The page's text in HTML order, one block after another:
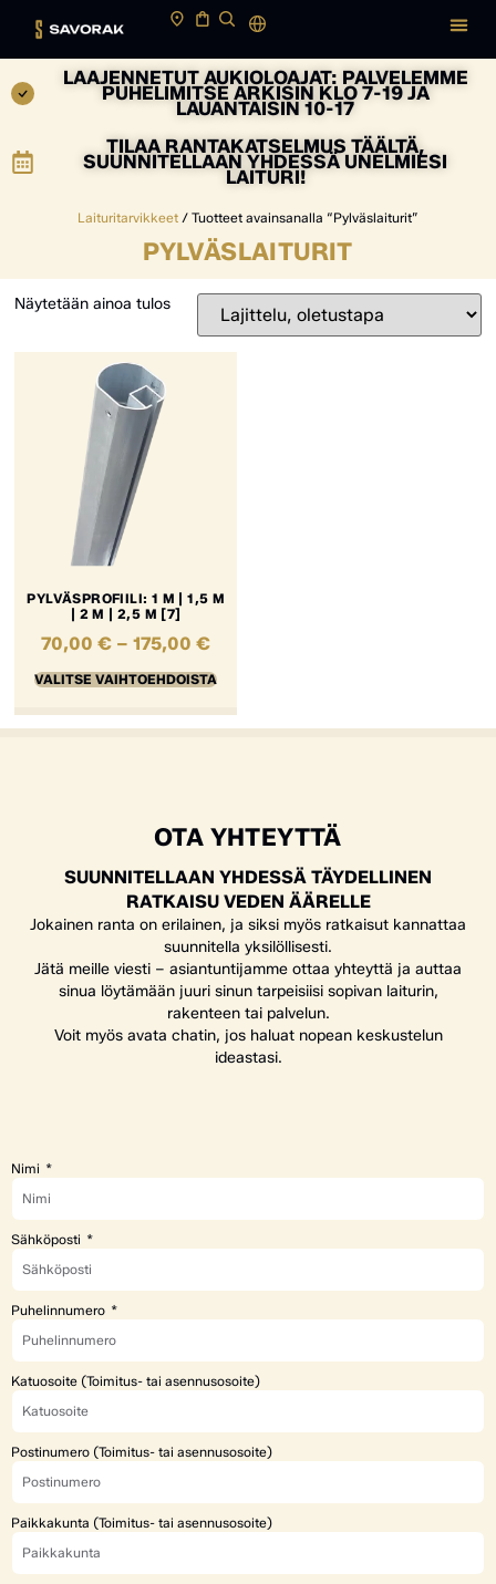
LAAJENNETUT AUKIOLOAJAT: PALVELEMME
PUHELIMITSE ARKISIN KLO 7-19 JA
LAUANTAISIN 10-17
TILAA RANTAKATSELMUS TÄÄLTÄ,
SUUNNITELLAAN YHDESSÄ UNELMIESI
LAITURI!
Laituritarvikkeet / Tuotteet avainsanalla “Pylväslaiturit”
PYLVÄSLAITURIT
Näytetään ainoa tulos
PYLVÄSPROFIILI: 1 M | 1,5 M
| 2 M | 2,5 M [7]
70,00€ – 175,00€
VALITSE VAIHTOEHDOISTA
OTA YHTEYTTÄ
SUUNNITELLAAN YHDESSÄ TÄYDELLINEN
RATKAISU VEDEN ÄÄRELLE
Jokainen ranta on erilainen, ja siksi myös ratkaisut kannattaa
suunnitella yksilöllisesti.
Jätä meille viesti – asiantuntijamme ottaa yhteyttä ja auttaa
sinua löytämään juuri sinun tarpeisiisi sopivan laiturin,
rakenteen tai palvelun.
Voit myös avata chatin, jos haluat nopean keskustelun
ideastasi.
Nimi
Sähköposti
Puhelinnumero
Katuosoite (Toimitus- tai asennusosoite)
Postinumero (Toimitus- tai asennusosoite)
Paikkakunta (Toimitus- tai asennusosoite)